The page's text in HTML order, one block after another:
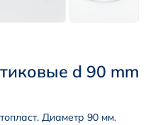
d 90 mm
Диаметр 90 мм.